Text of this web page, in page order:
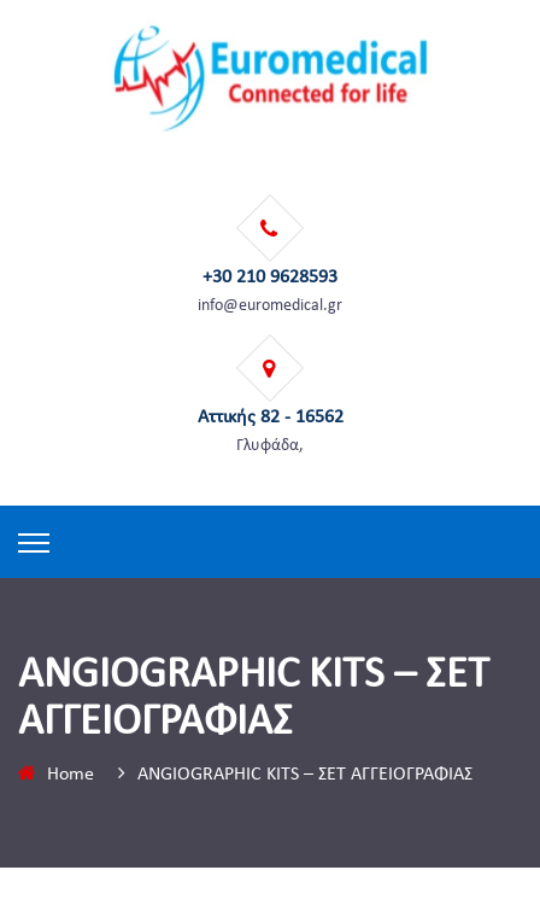
+30 210 9628593
info@euromedical.gr
Αττικής 82 - 16562
Γλυφάδα,
ANGIOGRAPHIC KITS – ΣΕΤ
ΑΓΓΕΙΟΓΡΑΦΙΑΣ
Home ANGIOGRAPHIC KITS – ΣΕΤ ΑΓΓΕΙΟΓΡΑΦΙΑΣ